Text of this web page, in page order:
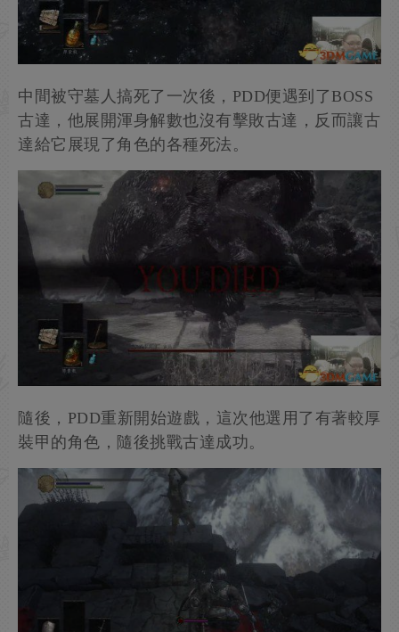
中間被守墓人搞死了一次後，PDD便遇到了BOSS
古達，他展開渾身解數也沒有擊敗古達，反而讓古
達給它展現了角色的各種死法。
隨後，PDD重新開始遊戲，這次他選用了有著較厚
裝甲的角色，隨後挑戰古達成功。